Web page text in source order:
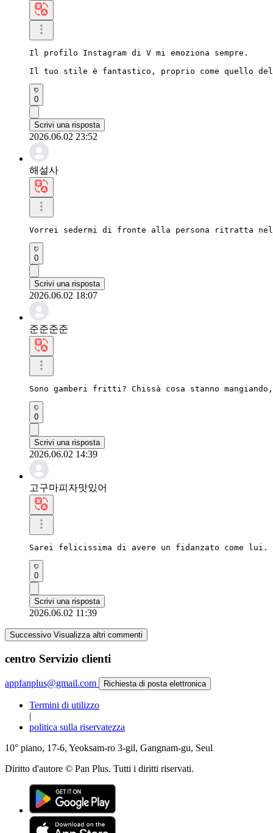
Il profilo Instagram di V mi emoziona sempre.
Il tuo stile è fantastico, proprio come quello del
0
Scrivi una risposta
2026.06.02 23:52
해설사
Vorrei sedermi di fronte alla persona ritratta
0
Scrivi una risposta
2026.06.02 18:07
준준준준
Sono gamberi fritti? Chissà cosa stanno
0
Scrivi una risposta
2026.06.02 14:39
고구마피자맛있어
Sarei felicissima di avere un fidanzato come
0
Scrivi una risposta
2026.06.02 11:39
Successivo Visualizza altri commenti
centro Servizio clienti
appfanplus@gmail.com Richiesta di posta elettronica
Termini di utilizzo
|
politica sulla riservatezza
10° piano, 17-6, Yeoksam-ro 3-gil, Gangnam-gu, Seul
Diritto d'autore © Pan Plus. Tutti i diritti riservati.